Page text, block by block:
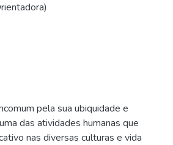
pela sua ubiquidade e
das atividades humanas que
nas diversas culturas e vida